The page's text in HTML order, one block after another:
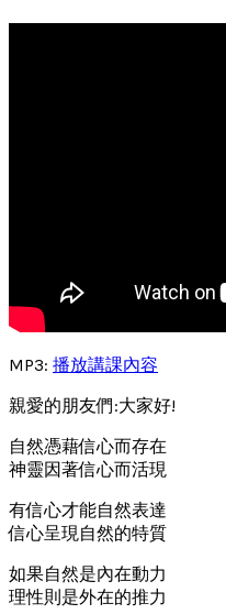
MP3: 播放講課內容
親愛的朋友們:大家好!
自然憑藉信心而存在
神靈因著信心而活現
有信心才能自然表達
信心呈現自然的特質
如果自然是內在動力
理性則是外在的推力